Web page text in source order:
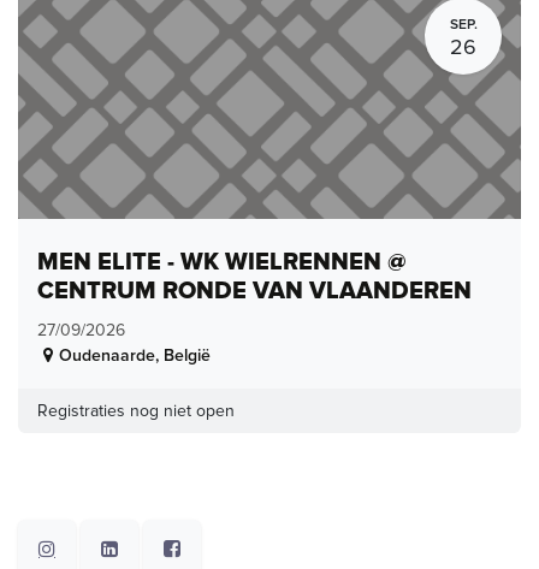
SEP.
26
MEN ELITE - WK WIELRENNEN @
CENTRUM RONDE VAN VLAANDEREN
27/09/2026
Oudenaarde, België
Registraties nog niet open